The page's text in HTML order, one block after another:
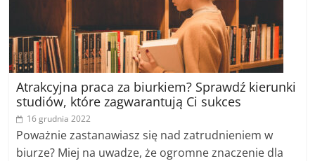
Atrakcyjna praca za biurkiem? Sprawdź kierunki
studiów, które zagwarantują Ci sukces
16 grudnia 2022
Poważnie zastanawiasz się nad zatrudnieniem w
biurze? Miej na uwadze, że ogromne znaczenie dla